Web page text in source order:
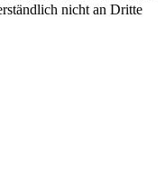
nicht an Dritte